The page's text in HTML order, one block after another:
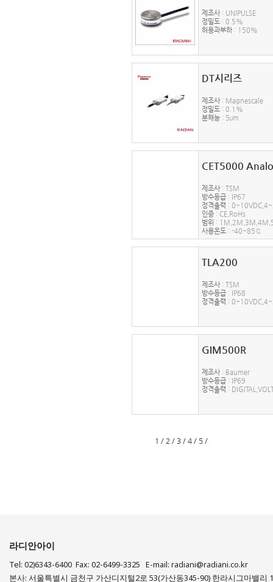
제조사 : UNIPULSE
정밀도 : 0.5%
허용과부하 : 150%
DT시리즈
제조사 : Magnescale
정밀도 : 0.1%
분해능 : 5μm
CET5000
제조사 : TSM
방수등급 : IP67
정격출력 :
인증 : CE,RoHs
범위 :
사용온도 : -40~85℃
TLA200
제조사 : TSM
방수등급 : IP68
정격출력 :
GIM500R
제조사 : Baumer
방수등급 : IP69
정격출력 :
1 / 2 / 3 / 4 / 5 /
라디안아이
Tel: 02)6343-6400 Fax: 02-6499-3325 E-mail: radiani@radiani.co.kr
본사: 서울특별시 금천구 가산디지털2로 53(가산동345-90) 한라시그마밸리